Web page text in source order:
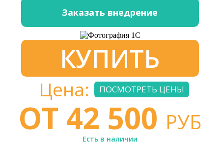
Заказать внедрение
КУПИТЬ
Цена: ПОСМОТРЕТЬ ЦЕНЫ
ОТ 42 500 РУБ
Есть в наличии